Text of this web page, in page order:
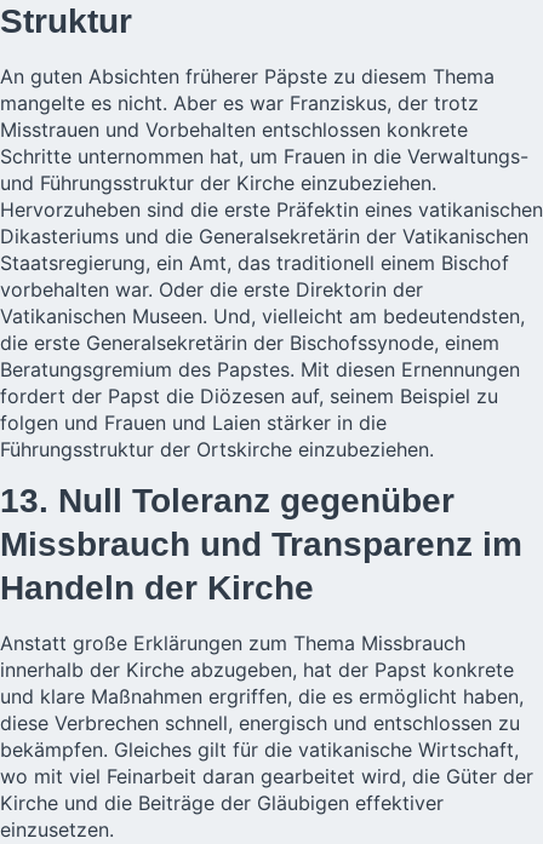
Struktur
An guten Absichten früherer Päpste zu diesem Thema
mangelte es nicht. Aber es war Franziskus, der trotz
Misstrauen und Vorbehalten entschlossen konkrete
Schritte unternommen hat, um Frauen in die Verwaltungs-
und Führungsstruktur der Kirche einzubeziehen.
Hervorzuheben sind die erste Präfektin eines vatikanischen
Dikasteriums und die Generalsekretärin der Vatikanischen
Staatsregierung, ein Amt, das traditionell einem Bischof
vorbehalten war. Oder die erste Direktorin der
Vatikanischen Museen. Und, vielleicht am bedeutendsten,
die erste Generalsekretärin der Bischofssynode, einem
Beratungsgremium des Papstes. Mit diesen Ernennungen
fordert der Papst die Diözesen auf, seinem Beispiel zu
folgen und Frauen und Laien stärker in die
Führungsstruktur der Ortskirche einzubeziehen.
13. Null Toleranz gegenüber
Missbrauch und Transparenz im
Handeln der Kirche
Anstatt große Erklärungen zum Thema Missbrauch
innerhalb der Kirche abzugeben, hat der Papst konkrete
und klare Maßnahmen ergriffen, die es ermöglicht haben,
diese Verbrechen schnell, energisch und entschlossen zu
bekämpfen. Gleiches gilt für die vatikanische Wirtschaft,
wo mit viel Feinarbeit daran gearbeitet wird, die Güter der
Kirche und die Beiträge der Gläubigen effektiver
einzusetzen.